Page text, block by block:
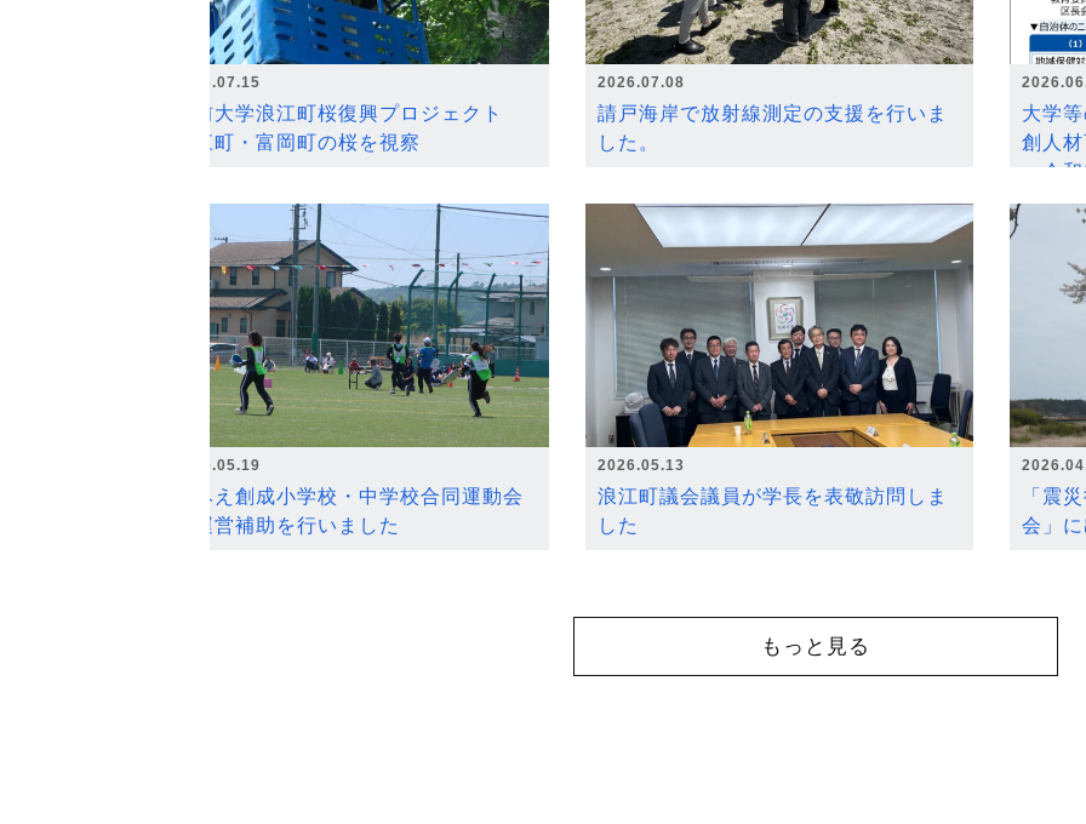
2026.07.15
弘前大学浪江町桜復興プロジェクト
浪江町・富岡町の桜を視察
2026.07.08
請戸海岸で放射線測定の支援を行いま
した。
大学
創人
～令
2026.05.19
なみえ創成小学校・中学校合同運動会
の運営補助を行いました
2026.05.13
浪江町議会議員が学長を表敬訪問しま
した
「震
会」
もっと見る